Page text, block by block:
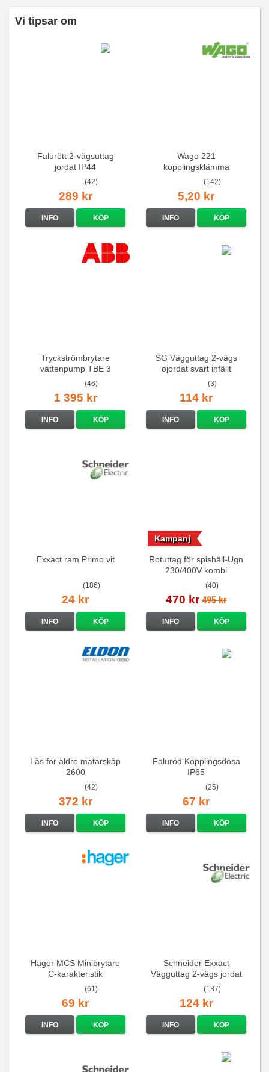
Vi tipsar om
Falurött 2-vägsuttag
jordat IP44
(42)
289 kr
INFO KÖP
Wago 221
kopplingsklämma
(142)
5,20 kr
INFO KÖP
Tryckströmbrytare
vattenpump TBE 3
(46)
1 395 kr
INFO KÖP
SG Vägguttag 2-vägs
ojordat svart infällt
16A/250V
(3)
114 kr
INFO KÖP
Exxact ram Primo vit
(186)
24 kr
INFO KÖP
Rotuttag för spishäll-Ugn
230/400V kombi
(40)
Kampanj
470 kr 495 kr
INFO KÖP
Lås för äldre mätarskåp
2600
(42)
372 kr
INFO KÖP
Faluröd Kopplingsdosa
IP65
(25)
67 kr
INFO KÖP
Hager MCS Minibrytare
C-karakteristik
QuickConnect
(61)
69 kr
INFO KÖP
Schneider Exxact
Vägguttag 2-vägs jordat
Vit standarduttag
(137)
124 kr
INFO KÖP